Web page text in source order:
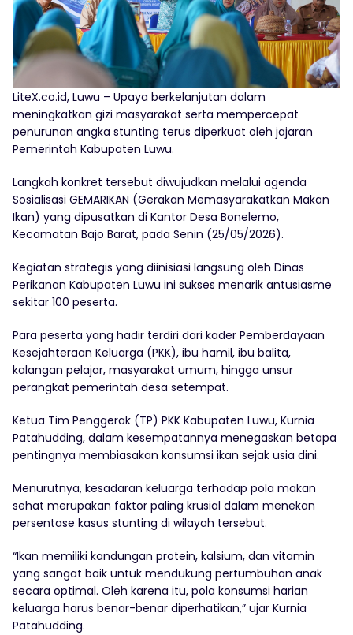
LiteX.co.id, Luwu – Upaya berkelanjutan dalam
meningkatkan gizi masyarakat serta mempercepat
penurunan angka stunting terus diperkuat oleh jajaran
Pemerintah Kabupaten Luwu.
Langkah konkret tersebut diwujudkan melalui agenda
Sosialisasi GEMARIKAN (Gerakan Memasyarakatkan Makan
Ikan) yang dipusatkan di Kantor Desa Bonelemo,
Kecamatan Bajo Barat, pada Senin (25/05/2026).
Kegiatan strategis yang diinisiasi langsung oleh Dinas
Perikanan Kabupaten Luwu ini sukses menarik antusiasme
sekitar 100 peserta.
Para peserta yang hadir terdiri dari kader Pemberdayaan
Kesejahteraan Keluarga (PKK), ibu hamil, ibu balita,
kalangan pelajar, masyarakat umum, hingga unsur
perangkat pemerintah desa setempat.
Ketua Tim Penggerak (TP) PKK Kabupaten Luwu, Kurnia
Patahudding, dalam kesempatannya menegaskan betapa
pentingnya membiasakan konsumsi ikan sejak usia dini.
Menurutnya, kesadaran keluarga terhadap pola makan
sehat merupakan faktor paling krusial dalam menekan
persentase kasus stunting di wilayah tersebut.
“Ikan memiliki kandungan protein, kalsium, dan vitamin
yang sangat baik untuk mendukung pertumbuhan anak
secara optimal. Oleh karena itu, pola konsumsi harian
keluarga harus benar-benar diperhatikan,” ujar Kurnia
Patahudding.